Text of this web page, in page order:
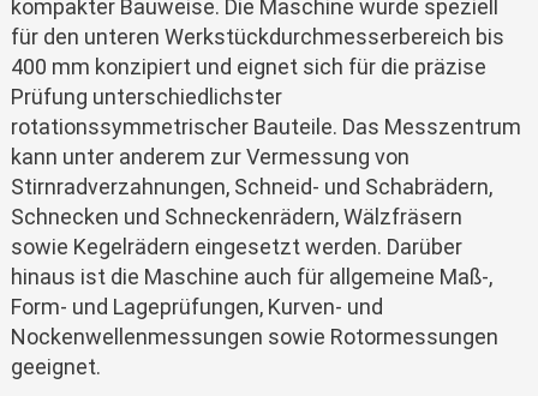
kompakter Bauweise. Die Maschine wurde speziell
für den unteren Werkstückdurchmesserbereich bis
400 mm konzipiert und eignet sich für die präzise
Prüfung unterschiedlichster
rotationssymmetrischer Bauteile. Das Messzentrum
kann unter anderem zur Vermessung von
Stirnradverzahnungen, Schneid- und Schabrädern,
Schnecken und Schneckenrädern, Wälzfräsern
sowie Kegelrädern eingesetzt werden. Darüber
hinaus ist die Maschine auch für allgemeine Maß-,
Form- und Lageprüfungen, Kurven- und
Nockenwellenmessungen sowie Rotormessungen
geeignet.